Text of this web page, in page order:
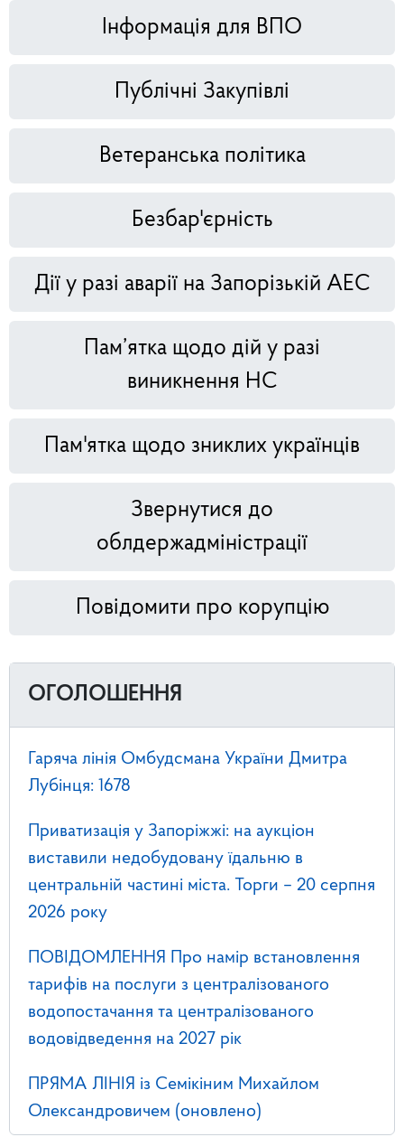
Інформація для ВПО
Публічні Закупівлі
Ветеранська політика
Безбар'єрність
Дії у разі аварії на Запорізькій АЕС
Пам’ятка щодо дій у разі
виникнення НС
Пам'ятка щодо зниклих українців
Звернутися до
облдержадміністрації
Повідомити про корупцію
ОГОЛОШЕННЯ
Гаряча лінія Омбудсмана України Дмитра
Лубінця: 1678
Приватизація у Запоріжжі: на аукціон
виставили недобудовану їдальню в
центральній частині міста. Торги – 20 серпня
2026 року
ПОВІДОМЛЕННЯ Про намір встановлення
тарифів на послуги з централізованого
водопостачання та централізованого
водовідведення на 2027 рік
ПРЯМА ЛІНІЯ із Семікіним Михайлом
Олександровичем (оновлено)